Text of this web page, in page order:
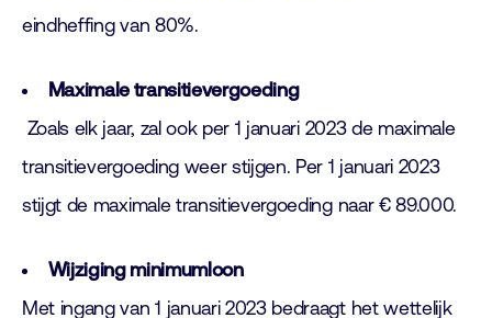
eindheffing van 80%.
Maximale transitievergoeding
Zoals elk jaar, zal ook per 1 januari 2023 de maximale
transitievergoeding weer stijgen. Per 1 januari 2023
stijgt de maximale transitievergoeding naar € 89.000.
Wijziging minimumloon
Met ingang van 1 januari 2023 bedraagt het wettelijk